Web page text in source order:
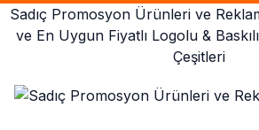
Sadıç Promosyon Ürünleri ve
ve En Uygun Fiyatlı Logolu &
Çeşitleri